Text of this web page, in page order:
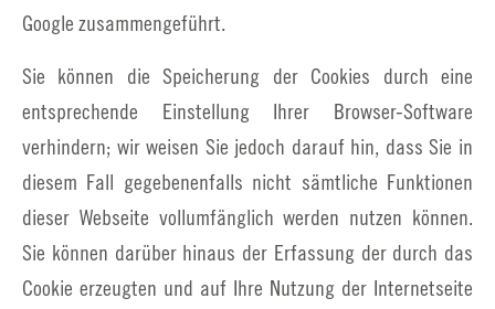
Google zusammengeführt.
Sie können die Speicherung der Cookies durch eine
entsprechende Einstellung Ihrer Browser-Software
verhindern; wir weisen Sie jedoch darauf hin, dass Sie in
diesem Fall gegebenenfalls nicht sämtliche Funktionen
dieser Webseite vollumfänglich werden nutzen können.
Sie können darüber hinaus der Erfassung der durch das
Cookie erzeugten und auf Ihre Nutzung der Internetseite